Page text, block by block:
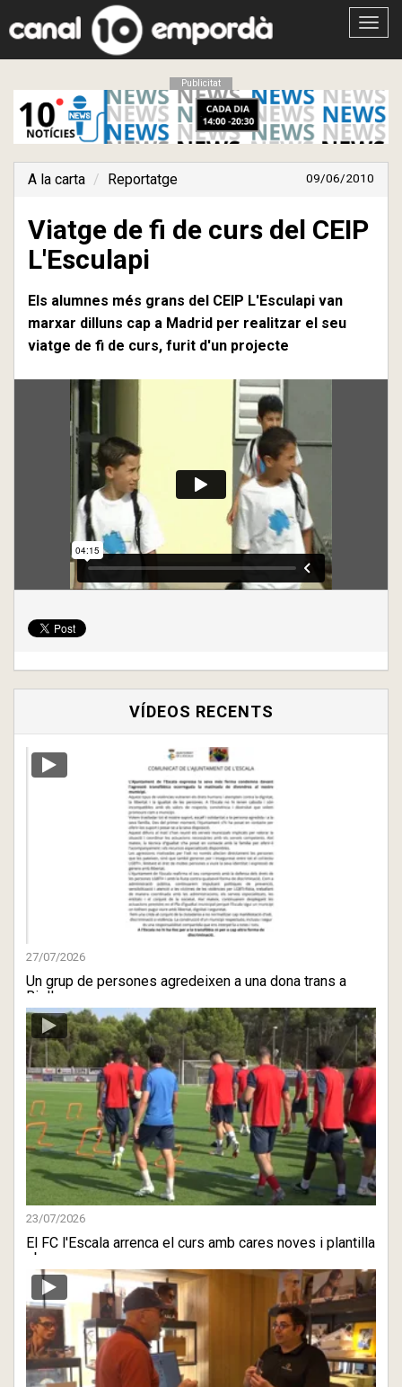
Obrir
Publicitat
A la carta Reportatge 09/06/2010
Viatge de fi de curs del CEIP
L'Esculapi
Els alumnes més grans del CEIP L'Esculapi van
marxar dilluns cap a Madrid per realitzar el seu
viatge de fi de curs, furit d'un projecte
VÍDEOS RECENTS
27/07/2026
Un grup de persones agredeixen a una dona trans a
Riells
23/07/2026
El FC l'Escala arrenca el curs amb cares noves i plantilla
ober ...